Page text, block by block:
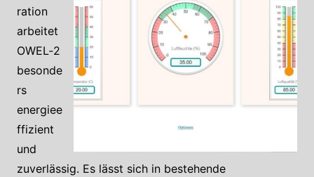
ration
arbeitet
OWEL‑2
besonde
rs
energiee
ffizient
und
zuverlässig. Es lässt sich in bestehende